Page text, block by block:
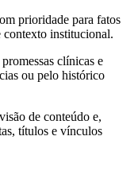
prioridade para fatos
contexto institucional.
clínicas e
ou pelo histórico
de conteúdo e,
títulos e vínculos